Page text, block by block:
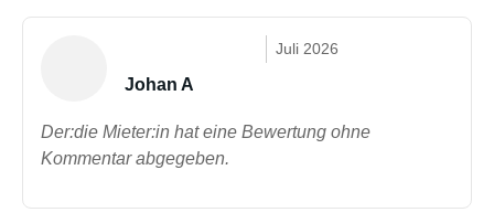
Juli 2026
Johan A
Der:die Mieter:in hat eine Bewertung ohne
Kommentar abgegeben.